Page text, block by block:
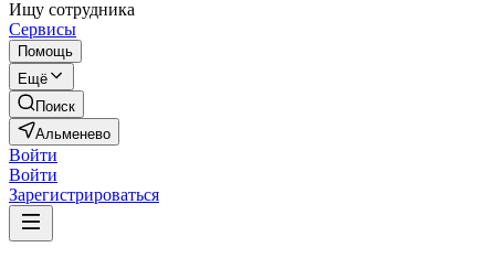
Ищу сотрудника
Сервисы
Помощь
Ещё
Поиск
Альменево
Войти
Войти
Зарегистрироваться